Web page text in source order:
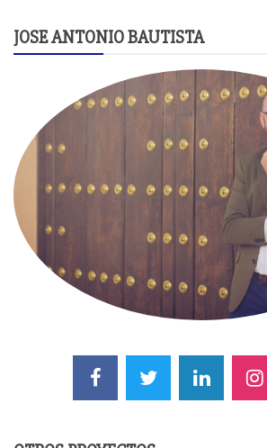
JOSE ANTONIO BAUTISTA